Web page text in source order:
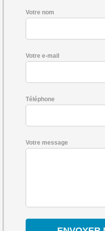
Votre nom
Votre e-mail
Téléphone
Votre message